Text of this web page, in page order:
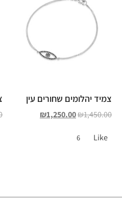
צמיד יהלומים שחורים עין
₪1,450.00
₪1,250.00
Like
6